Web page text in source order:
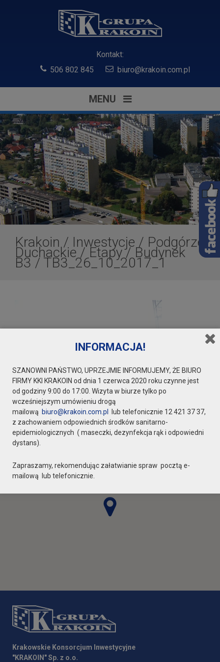
Kontakt:
506 802 845
biuro@krakoin.com.pl
MENU
Krakoin / Inwestycje / Podgórze
Duchackie/ Etapy/Budynek
B3/ TB3_26_10_2017_1
Krakowskie Konsorcjum Inwestycyjne
"KRAKOIN" Sp. z o.o.
INFORMACJA!
SZANOWNI PAŃSTWO, UPRZEJMIE INFORMUJEMY, ŻE BIURO
FIRMY KKI KRAKOIN od dnia 1 czerwca 2020 roku czynne jest
od godziny 9:00 do 17:00. Wizyta w biurze tylko po
wcześniejszym umówieniu drogą
mailową biuro@krakoin.com.pl
lub telefonicznie 12 421 37 37,
z zachowaniem odpowiednich środków sanitarno-
epidemiologicznych ( maseczki, dezynfekcja rąk i odpowiedni
dystans).
Zapraszamy, rekomendując załatwianie spraw pocztą e-
mailową lub telefonicznie.